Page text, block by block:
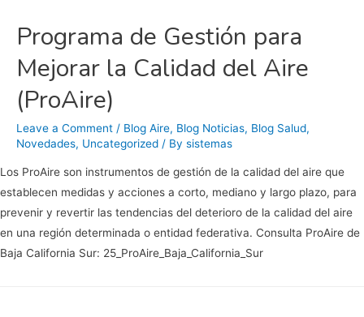
CalidadPrograma de Gestión para
Mejorar la Calidad del Aire
(ProAire)
Leave a Comment / Blog Aire, Blog Noticias, Blog Salud,
Novedades, Uncategorized / By sistemas
Los ProAire son instrumentos de gestión de la calidad del aire que
establecen medidas y acciones a corto, mediano y largo plazo, para
prevenir y revertir las tendencias del deterioro de la calidad del aire
en una región determinada o entidad federativa. Consulta ProAire de
Baja California Sur: 25_ProAire_Baja_California_Sur